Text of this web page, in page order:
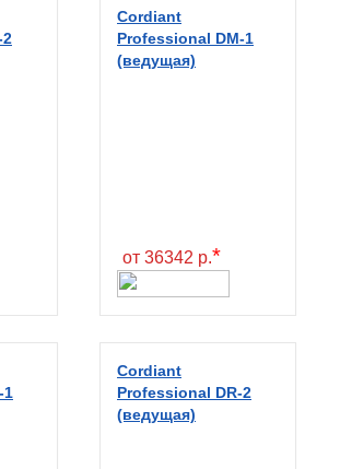
2
Cordiant
Professional DM-1
(ведущая)
от 36342 р.*
1
Cordiant
Professional DR-2
(ведущая)